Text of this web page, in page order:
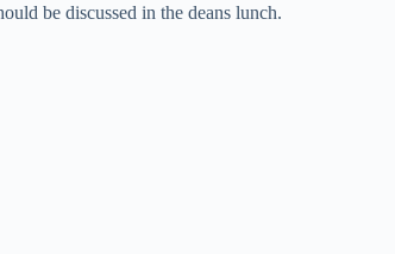
be discussed in the deans lunch.